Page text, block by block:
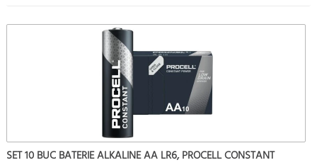
SET 10 BUC BATERIE ALKALINE AA LR6, PROCELL CONSTANT